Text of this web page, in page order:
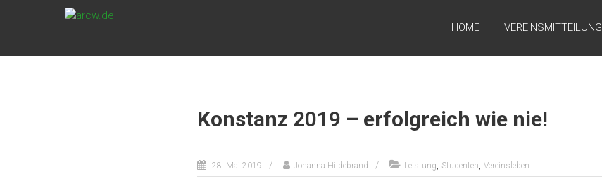
ARCW.DE HOME VEREINSMITTEILUNG
Konstanz 2019 – erfolgreich wie nie!
28. Mai 2019 Johanna Hildebrand Leistung, Studenten,Vereinsleben